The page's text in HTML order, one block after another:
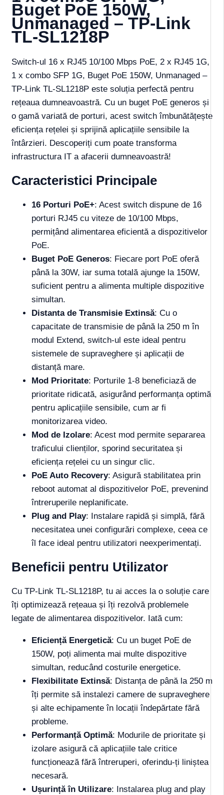
Buget PoE 150W,
Unmanaged – TP-Link
TL-SL1218P
Switch-ul 16 x RJ45 10/100 Mbps PoE, 2 x RJ45 1G,
1 x combo SFP 1G, Buget PoE 150W, Unmanaged –
TP-Link TL-SL1218P este soluția perfectă pentru
rețeaua dumneavoastră. Cu un buget PoE generos și
o gamă variată de porturi, acest switch îmbunătățește
eficiența rețelei și sprijină aplicațiile sensibile la
întârzieri. Descoperiți cum poate transforma
infrastructura IT a afacerii dumneavoastră!
Caracteristici Principale
16 Porturi PoE+: Acest switch dispune de 16
porturi RJ45 cu viteze de 10/100 Mbps,
permițând alimentarea eficientă a dispozitivelor
PoE.
Buget PoE Generos: Fiecare port PoE oferă
până la 30W, iar suma totală ajunge la 150W,
suficient pentru a alimenta multiple dispozitive
simultan.
Distanta de Transmisie Extinsă: Cu o
capacitate de transmisie de până la 250 m în
modul Extend, switch-ul este ideal pentru
sistemele de supraveghere și aplicații de
distanță mare.
Mod Prioritate: Porturile 1-8 beneficiază de
prioritate ridicată, asigurând performanța optimă
pentru aplicațiile sensibile, cum ar fi
monitorizarea video.
Mod de Izolare: Acest mod permite separarea
traficului clienților, sporind securitatea și
eficiența rețelei cu un singur clic.
PoE Auto Recovery: Asigură stabilitatea prin
reboot automat al dispozitivelor PoE, prevenind
întreruperile neplanificate.
Plug and Play: Instalare rapidă și simplă, fără
necesitatea unei configurări complexe, ceea ce
îl face ideal pentru utilizatori neexperimentați.
Beneficii pentru Utilizator
Cu TP-Link TL-SL1218P, tu ai acces la o soluție care
îți optimizează rețeaua și îți rezolvă problemele
legate de alimentarea dispozitivelor. Iată cum:
Eficiență Energetică: Cu un buget PoE de
150W, poți alimenta mai multe dispozitive
simultan, reducând costurile energetice.
Flexibilitate Extinsă: Distanța de până la 250 m
îți permite să instalezi camere de supraveghere
și alte echipamente în locații îndepărtate fără
probleme.
Performanță Optimă: Modurile de prioritate și
izolare asigură că aplicațiile tale critice
funcționează fără întreruperi, oferindu-ți liniștea
necesară.
Ușurință în Utilizare: Instalarea plug and play